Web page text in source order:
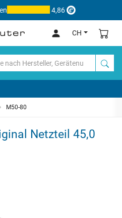
4,86
CH
M50-80
Netzteil 45,0